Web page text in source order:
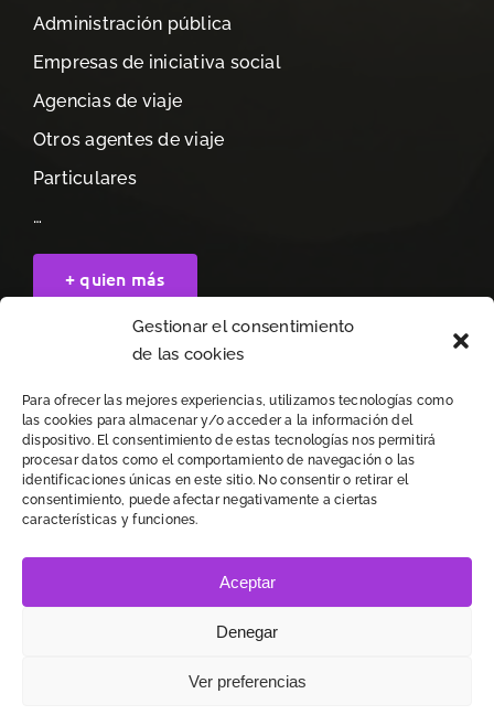
Gestionar el consentimiento
de las cookies
Para ofrecer las mejores experiencias, utilizamos tecnologías como
las cookies para almacenar y/o acceder a la información del
dispositivo. El consentimiento de estas tecnologías nos permitirá
procesar datos como el comportamiento de navegación o las
identificaciones únicas en este sitio. No consentir o retirar el
consentimiento, puede afectar negativamente a ciertas
características y funciones.
Aceptar
Denegar
Ver preferencias
Administración pública
Empresas de iniciativa social
Agencias de viaje
Otros agentes de viaje
Particulares
…
+ quien más
Aviso Legal
Política de Privacidad
Política de Cookies
© Copyright 2023 | Xabier Bañuelos Ganuza